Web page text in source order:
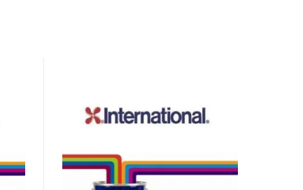
Hurtigtørkende
toppstrøk